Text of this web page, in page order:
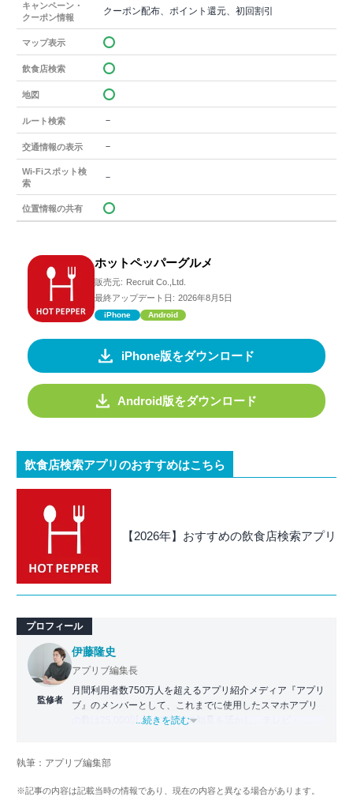
キャンペーン・
クーポン情報
クーポン配布、ポイント還元、初回割引
マップ表示
飲食店検索
地図
ルート検索 －
交通情報の表示 －
Wi-Fiスポット検
索
－
位置情報の共有
ホットペッパーグルメ
販売元: Recruit Co.,Ltd.
最終アップデート日: 2026年8月5日
iPhone Android
iPhone版をダウンロード
Android版をダウンロード
飲食店検索アプリのおすすめはこちら
【2026年】おすすめの飲食店検索アプリ
プロフィール
監修者
伊藤隆史
アプリブ編集長
月間利用者数750万人を超えるアプリ紹介メディア『アプリ
ブ』のメンバーとして、これまでに使用したスマホアプリ
の数は25,000以上。アプリの知見を活かし、テレビ・
化アプリの紹介）、TBS『サタプラ』（スマホライフが変
スマホアプリ）他
...続きを読む
執筆：アプリブ編集部
※記事の内容は記載当時の情報であり、現在の内容と異なる場合があります。